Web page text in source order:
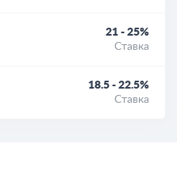
21 - 25%
Ставка
18.5 - 22.5%
Ставка